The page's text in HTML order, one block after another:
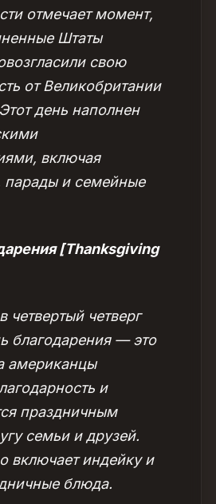
отмечает момент,
Штаты
свою
от Великобритании
день наполнен
включая
парады и семейные
[Thanksgiving
четвертый четверг
благодарения — это
американцы
и
праздничным
семьи и друзей.
включает индейку и
блюда.